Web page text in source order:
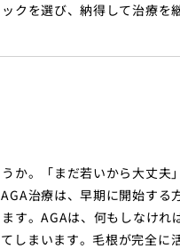
クを選び、納得して治療を
か。「まだ若いから大丈夫
治療は、早期に開始する
す。AGAは、何もしなけれ
まいます。毛根が完全に